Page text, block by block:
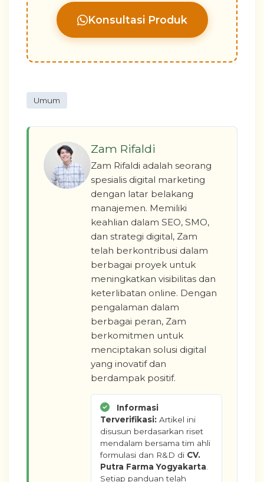
Konsultasi Produk
Umum
Zam Rifaldi
Zam Rifaldi adalah seorang
spesialis digital marketing
dengan latar belakang
manajemen. Memiliki
keahlian dalam SEO, SMO,
dan strategi digital, Zam
telah berkontribusi dalam
berbagai proyek untuk
meningkatkan visibilitas dan
keterlibatan online. Dengan
pengalaman dalam
berbagai peran, Zam
berkomitmen untuk
menciptakan solusi digital
yang inovatif dan
berdampak positif.
Informasi
Terverifikasi: Artikel ini
disusun berdasarkan riset
mendalam bersama tim ahli
formulasi dan R&D di CV.
Putra Farma Yogyakarta
Setiap panduan telah